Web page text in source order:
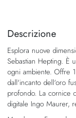
fine
galleria
di
immagini
della
di
immagini
Descrizione
Esplora nuove
Sebastian Hepting. È
ogni ambiente. Offre
dall'incanto dell'oro
profondo. La cornice
digitale Ingo Maurer,